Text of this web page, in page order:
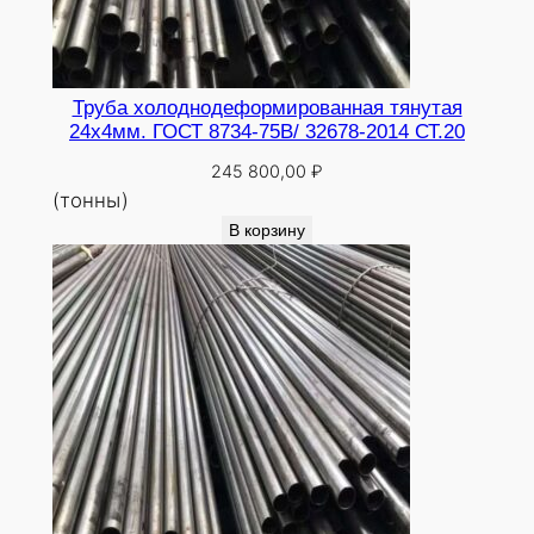
Труба холоднодеформированная тянутая
24х4мм. ГОСТ 8734-75В/ 32678-2014 СТ.20
245 800,00 ₽
(тонны)
В корзину